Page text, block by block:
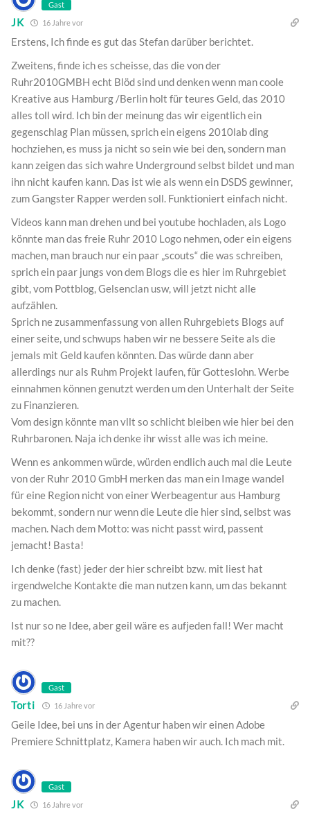
Gast
JK 16 Jahre vor
Erstens, Ich finde es gut das Stefan darüber berichtet.
Zweitens, finde ich es scheisse, das die von der
Ruhr2010GMBH echt Blöd sind und denken wenn man coole
Kreative aus Hamburg /Berlin holt für teures Geld, das 2010
alles toll wird. Ich bin der meinung das wir eigentlich ein
gegenschlag Plan müssen, sprich ein eigens 2010lab ding
hochziehen, es muss ja nicht so sein wie bei den, sondern man
kann zeigen das sich wahre Underground selbst bildet und man
ihn nicht kaufen kann. Das ist wie als wenn ein DSDS gewinner,
zum Gangster Rapper werden soll. Funktioniert einfach nicht.
Videos kann man drehen und bei youtube hochladen, als Logo
könnte man das freie Ruhr 2010 Logo nehmen, oder ein eigens
machen, man brauch nur ein paar „scouts“ die was schreiben,
sprich ein paar jungs von dem Blogs die es hier im Ruhrgebiet
gibt, vom Pottblog, Gelsenclan usw, will jetzt nicht alle
aufzählen.
Sprich ne zusammenfassung von allen Ruhrgebiets Blogs auf
einer seite, und schwups haben wir ne bessere Seite als die
jemals mit Geld kaufen könnten. Das würde dann aber
allerdings nur als Ruhm Projekt laufen, für Gotteslohn. Werbe
einnahmen können genutzt werden um den Unterhalt der Seite
zu Finanzieren.
Vom design könnte man vllt so schlicht bleiben wie hier bei den
Ruhrbaronen. Naja ich denke ihr wisst alle was ich meine.
Wenn es ankommen würde, würden endlich auch mal die Leute
von der Ruhr 2010 GmbH merken das man ein Image wandel
für eine Region nicht von einer Werbeagentur aus Hamburg
bekommt, sondern nur wenn die Leute die hier sind, selbst was
machen. Nach dem Motto: was nicht passt wird, passent
jemacht! Basta!
Ich denke (fast) jeder der hier schreibt bzw. mit liest hat
irgendwelche Kontakte die man nutzen kann, um das bekannt
zu machen.
Ist nur so ne Idee, aber geil wäre es aufjeden fall! Wer macht
mit??
Gast
Torti 16 Jahre vor
Geile Idee, bei uns in der Agentur haben wir einen Adobe
Premiere Schnittplatz, Kamera haben wir auch. Ich mach mit.
Gast
JK 16 Jahre vor